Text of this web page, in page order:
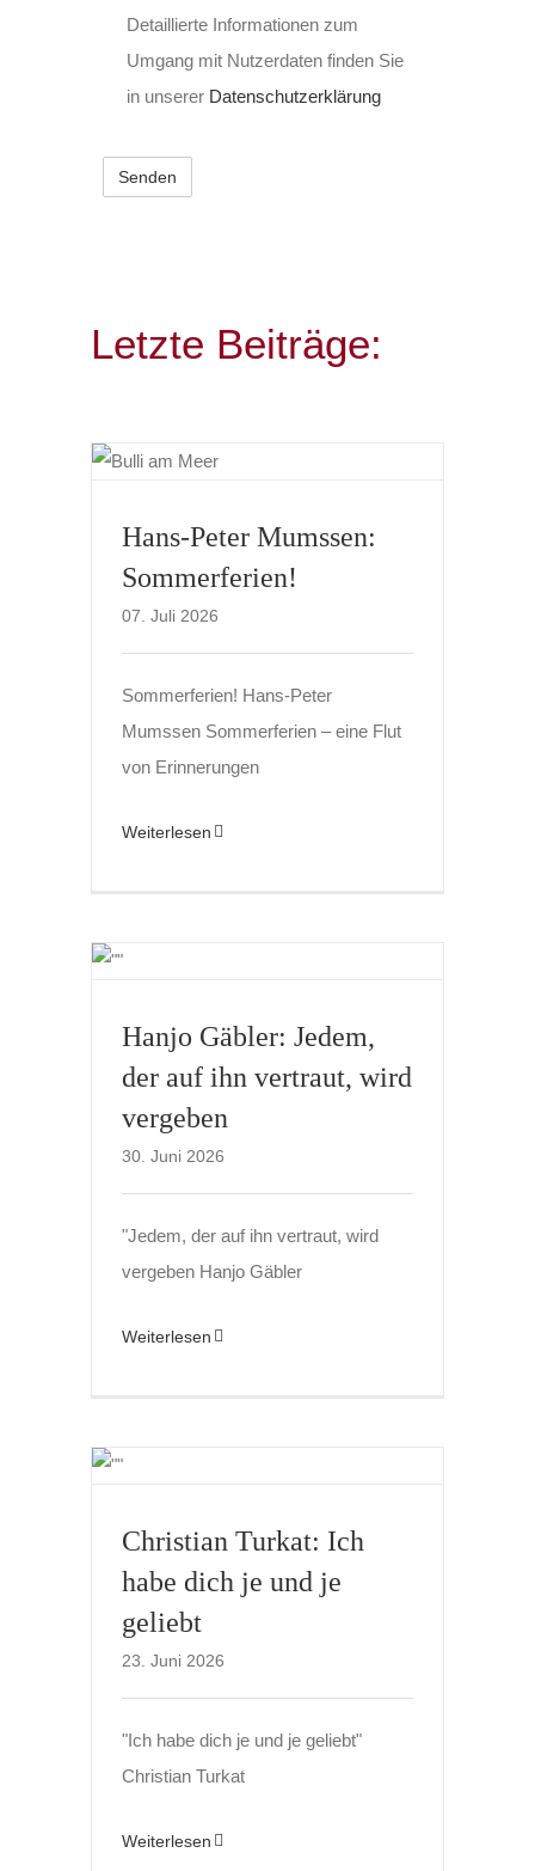
Detaillierte Informationen zum
Umgang mit Nutzerdaten finden Sie
in unserer Datenschutzerklärung
Letzte Beiträge:
Hans-Peter Mumssen:
Sommerferien!
07. Juli 2026
Sommerferien! Hans-Peter
Mumssen Sommerferien – eine Flut
von Erinnerungen
Weiterlesen
Hanjo Gäbler: Jedem,
der auf ihn vertraut, wird
vergeben
30. Juni 2026
"Jedem, der auf ihn vertraut, wird
vergeben Hanjo Gäbler
Weiterlesen
Christian Turkat: Ich
habe dich je und je
geliebt
23. Juni 2026
"Ich habe dich je und je geliebt"
Christian Turkat
Weiterlesen